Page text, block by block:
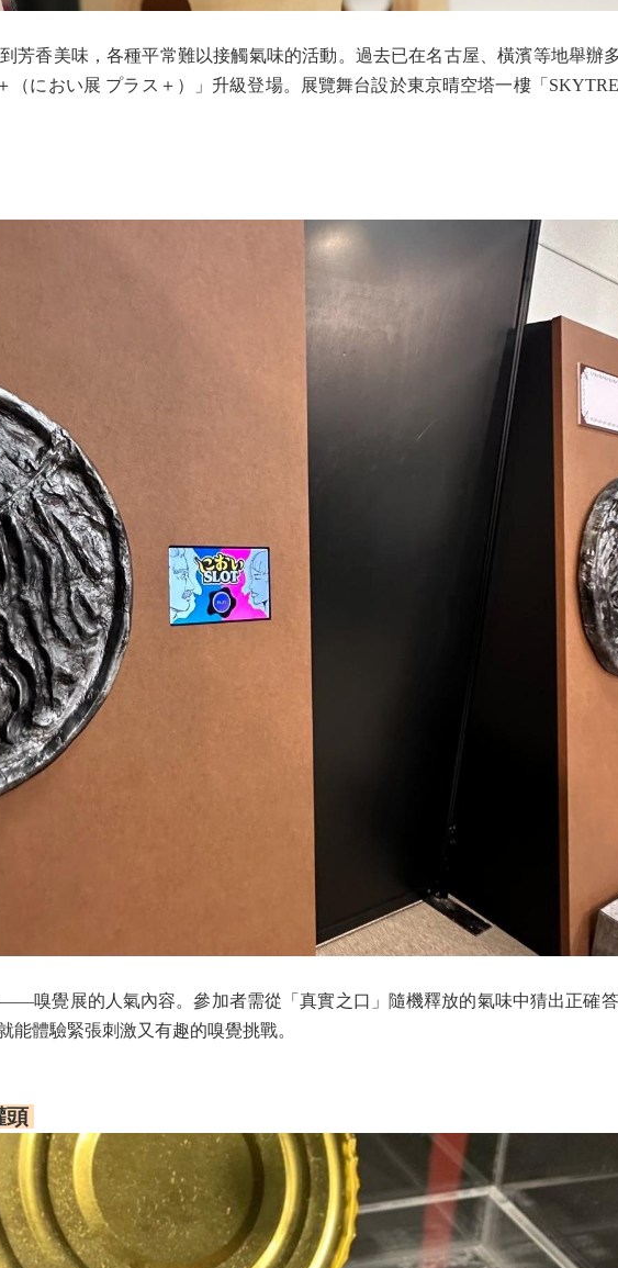
芳香美味，各種平常難以接觸氣味的活動。過去已在名古屋、橫濱等地舉辦
（におい展 プラス＋ ）」升級登場。展覽舞台設於東京晴空塔一樓「
嗅覺展的人氣內容。參加者需從「真實之口」隨機釋放的氣味中猜出正確
體驗緊張刺激又有趣的嗅覺挑戰。
頭